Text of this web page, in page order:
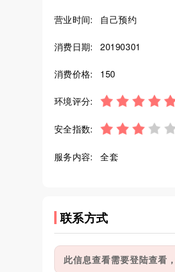
营业时间: 自己预约
消费日期: 20190301
消费价格: 150
环境评分:
安全指数:
服务内容: 全套
联系方式
此信息查看需要登陆查看